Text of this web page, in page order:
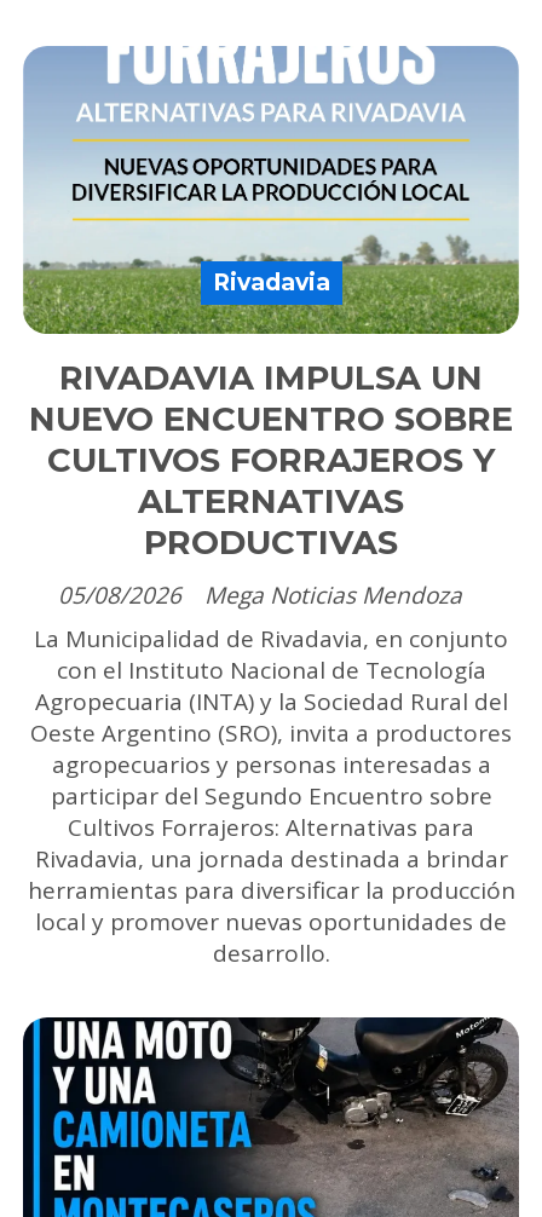
RIVADAVIA IMPULSA UN
NUEVO ENCUENTRO SOBRE
CULTIVOS FORRAJEROS Y
ALTERNATIVAS
PRODUCTIVAS
Mega Noticias Mendoza
Rivadavia
05/08/2026
La Municipalidad de Rivadavia, en conjunto
con el Instituto Nacional de Tecnología
Agropecuaria (INTA) y la Sociedad Rural del
Oeste Argentino (SRO), invita a productores
agropecuarios y personas interesadas a
participar del Segundo Encuentro sobre
Cultivos Forrajeros: Alternativas para
Rivadavia, una jornada destinada a brindar
herramientas para diversificar la producción
local y promover nuevas oportunidades de
desarrollo.